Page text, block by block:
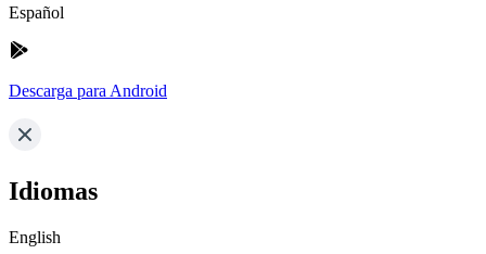
Español
Descarga para Android
Idiomas
English